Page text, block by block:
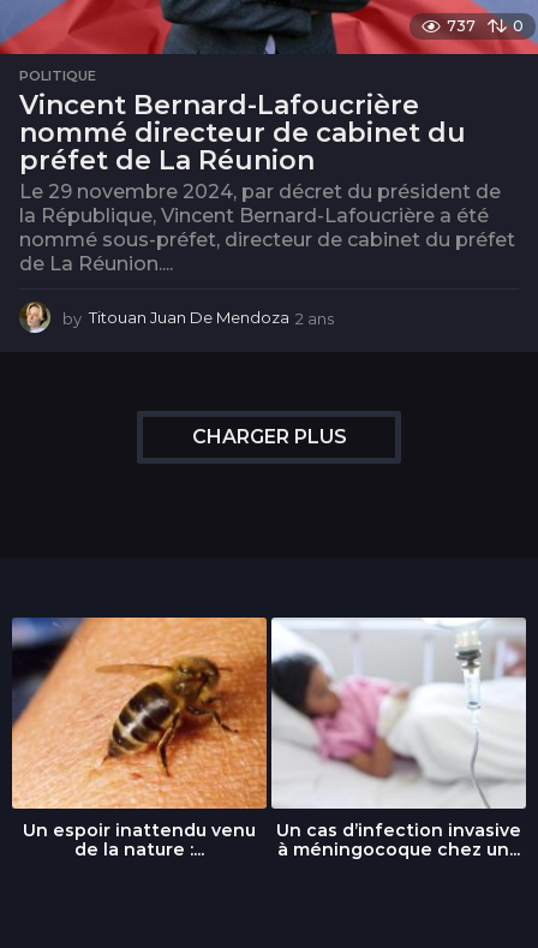
737 0
POLITIQUE
Vincent Bernard-Lafoucrière
nommé directeur de cabinet du
préfet de La Réunion
Le 29 novembre 2024, par décret du président de
la République, Vincent Bernard-Lafoucrière a été
nommé sous-préfet, directeur de cabinet du préfet
de La Réunion....
by Titouan Juan De Mendoza 2 ans
CHARGER PLUS
Un espoir inattendu venu
de la nature :...
Un cas d’infection invasive
à méningocoque chez un...